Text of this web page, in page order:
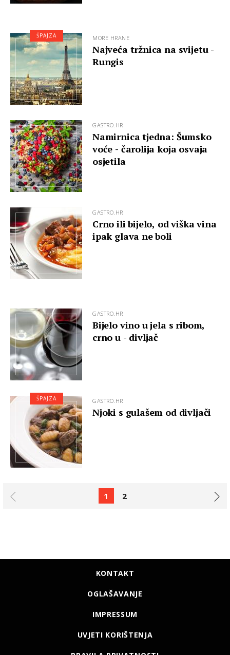
MORE HRANE
Najveća tržnica na svijetu -
Rungis
ŠPAJZA
GASTRO.HR
Namirnica tjedna: Šumsko
voće - čarolija koja osvaja
osjetila
GASTRO.HR
Crno ili bijelo, od viška vina
ipak glava ne boli
GASTRO.HR
Bijelo vino u jela s ribom,
crno u - divljač
GASTRO.HR
Njoki s gulašem od divljači
ŠPAJZA
1 2
KONTAKT
OGLAŠAVANJE
IMPRESSUM
UVJETI KORIŠTENJA